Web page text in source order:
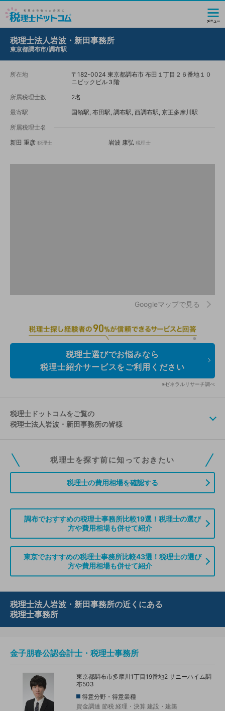
税理士法人岩波・新田事務所
東京都調布市/調布駅
所在地
〒182-0024 東京都調布市 布田１丁目２６番地１０
ニビックビル３階
所属税理士数
2名
最寄駅
国領駅, 布田駅, 調布駅, 西調布駅, 京王多摩川駅
所属税理士名
新田 重彦 税理士 岩波 康弘 税理士
Googleマップで見る
税理士選びでお悩みなら
税理士紹介サービスをご利用ください
※ゼネラルリサーチ調べ
税理士ドットコムをご覧の
税理士法人岩波・新田事務所の皆様
税理士ドットコムの無料会員にご登録いただくと、貴事務所の情報を編集し
ていただくことができます。また、税理士をお探しの方との接点をご提供す
無料登録のご案内はこちら
税理士を探す前に知っておきたい
税理士の費用相場を確認する
調布でおすすめの税理士事務所比較19選！税理士の選び
方や費用相場も併せて紹介
東京でおすすめの税理士事務所比較43選！税理士の選び
方や費用相場も併せて紹介
税理士法人岩波・新田事務所の近くにある
税理士事務所
金子朋春公認会計士・税理士事務所
東京都調布市多摩川1丁目19番地2 サニーハイム調
布503
得意分野・得意業種
資金調達 節税 経理・決算 建設・建築